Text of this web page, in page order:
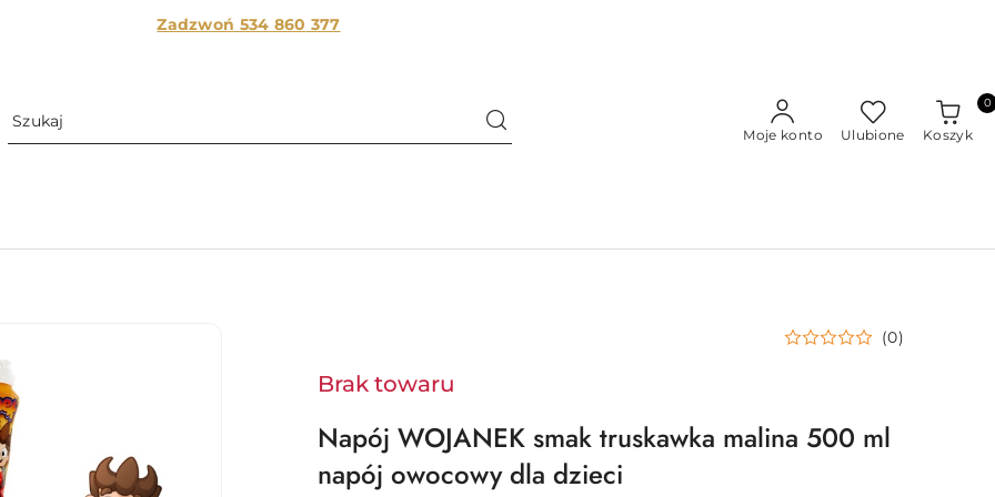
Zadzwoń 534 860 377
Moje konto Ulubione Koszyk
0
(0)
Brak towaru
Napój WOJANEK smak truskawka malina 500 ml
napój owocowy dla dzieci